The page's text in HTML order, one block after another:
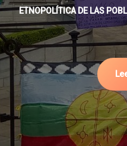
ETNOPOLÍTICA DE LAS